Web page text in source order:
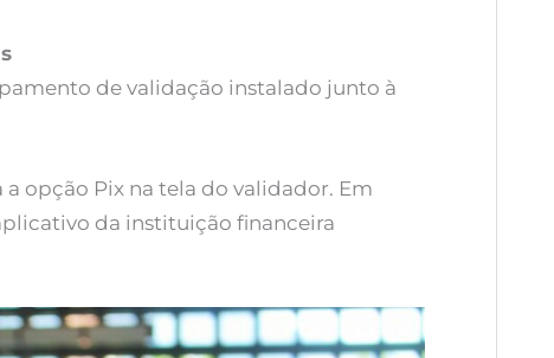
de validação instalado junto à
opção Pix na tela do validador. Em
da instituição financeira